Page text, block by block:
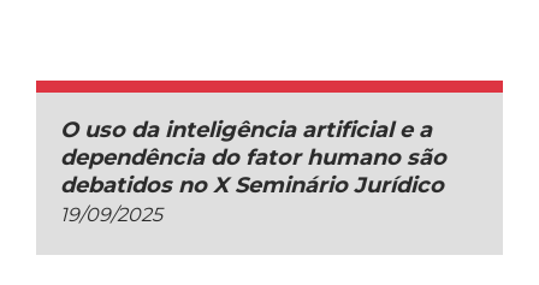
O uso da inteligência artificial e a
dependência do fator humano são
debatidos no X Seminário Jurídico
19/09/2025